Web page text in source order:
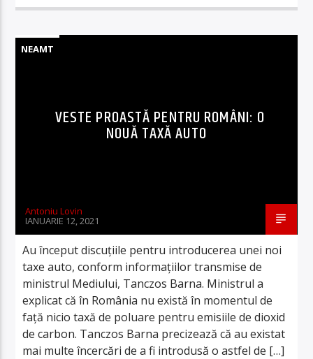
NEAMT
VESTE PROASTĂ PENTRU ROMÂNI: O
NOUĂ TAXĂ AUTO
Antoniu Lovin
IANUARIE 12, 2021
Au început discuţiile pentru introducerea unei noi
taxe auto, conform informațiilor transmise de
ministrul Mediului, Tanczos Barna. Ministrul a
explicat că în România nu există în momentul de
față nicio taxă de poluare pentru emisiile de dioxid
de carbon. Tanczos Barna precizează că au existat
mai multe încercări de a fi introdusă o astfel de […]